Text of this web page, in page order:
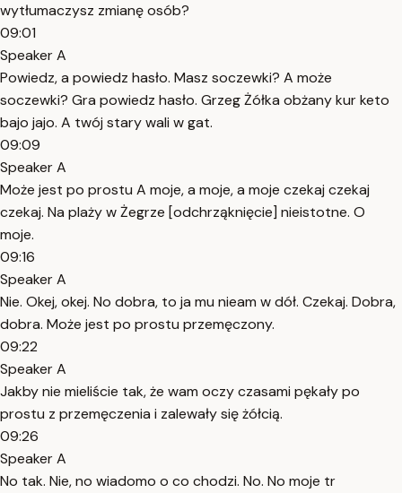
wytłumaczysz zmianę osób?
09:01
Speaker A
Powiedz, a powiedz hasło. Masz soczewki? A może
soczewki? Gra powiedz hasło. Grzeg Żółka obżany kur keto
bajo jajo. A twój stary wali w gat.
09:09
Speaker A
Może jest po prostu A moje, a moje, a moje czekaj czekaj
czekaj. Na plaży w Żegrze [odchrząknięcie] nieistotne. O
moje.
09:16
Speaker A
Nie. Okej, okej. No dobra, to ja mu nieam w dół. Czekaj. Dobra,
dobra. Może jest po prostu przemęczony.
09:22
Speaker A
Jakby nie mieliście tak, że wam oczy czasami pękały po
prostu z przemęczenia i zalewały się żółcią.
09:26
Speaker A
No tak. Nie, no wiadomo o co chodzi. No. No moje tr